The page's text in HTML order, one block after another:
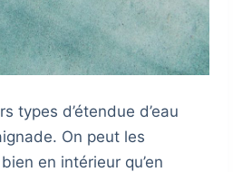
types d’étendue d’eau
On peut les
en intérieur qu’en